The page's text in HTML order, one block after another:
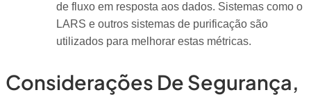
de fluxo em resposta aos dados. Sistemas como o
LARS e outros sistemas de purificação são
utilizados para melhorar estas métricas.
Considerações De Segurança,